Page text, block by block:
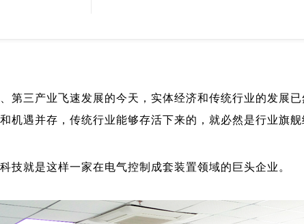
第三产业飞速发展的今天，实体经济和传统行业的发展
机遇并存，传统行业能够存活下来的，就必然是行业旗舰
技就是这样一家在电气控制成套装置领域的巨头企业。